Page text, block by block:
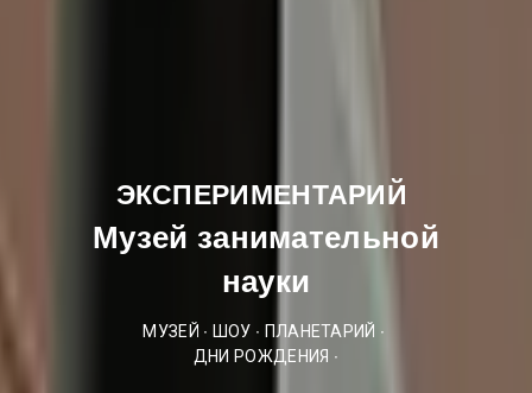
ЭКСПЕРИМЕНТАРИЙ
Музей занимательной
науки
МУЗЕЙ ∙ ШОУ ∙ ПЛАНЕТАРИЙ ∙
ДНИ РОЖДЕНИЯ ∙